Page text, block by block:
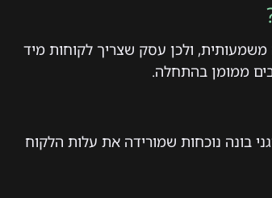
משמעותית, ולכן עסק שצריך לקוחות מיד
ממומן בהתחלה.
בונה נוכחות שמורידה את עלות הלקוח